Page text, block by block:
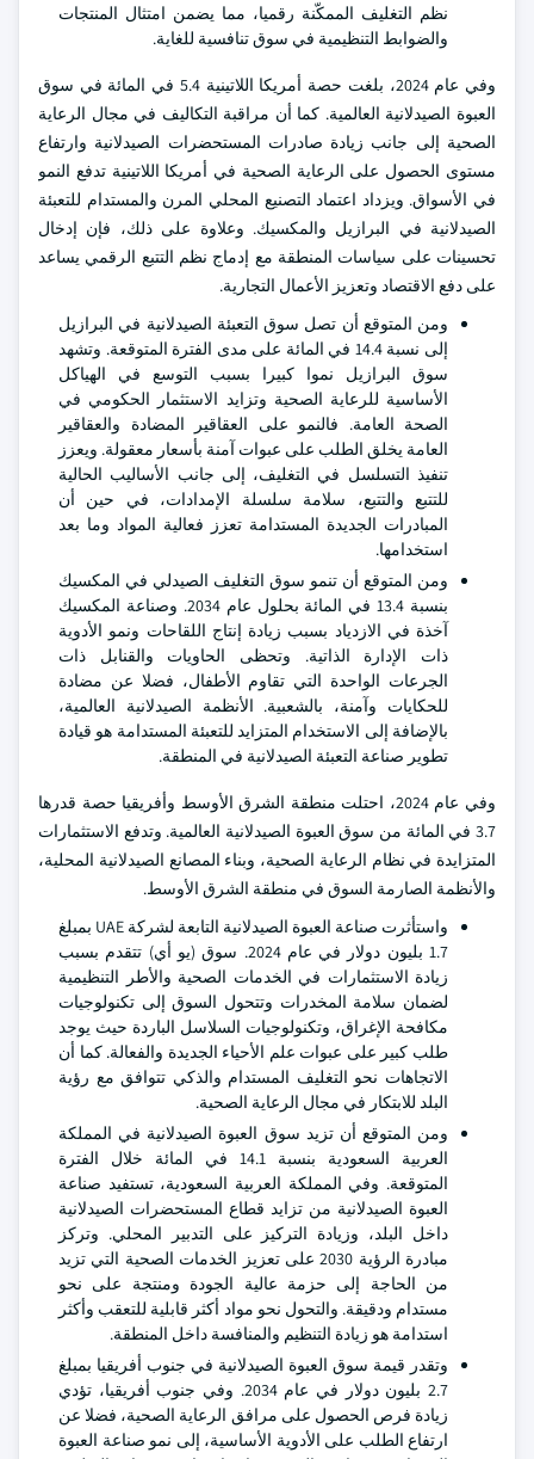
نظم التغليف الممكّنة رقميا، مما يضمن امتثال المنتجات
والضوابط التنظيمية في سوق تنافسية للغاية.
وفي عام 2024، بلغت حصة أمريكا اللاتينية 5.4 في المائة في سوق
العبوة الصيدلانية العالمية. كما أن مراقبة التكاليف في مجال الرعاية
الصحية إلى جانب زيادة صادرات المستحضرات الصيدلانية وارتفاع
مستوى الحصول على الرعاية الصحية في أمريكا اللاتينية تدفع النمو
في الأسواق. ويزداد اعتماد التصنيع المحلي المرن والمستدام للتعبئة
الصيدلانية في البرازيل والمكسيك. وعلاوة على ذلك، فإن إدخال
تحسينات على سياسات المنطقة مع إدماج نظم التتبع الرقمي يساعد
على دفع الاقتصاد وتعزيز الأعمال التجارية.
ومن المتوقع أن تصل سوق التعبئة الصيدلانية في البرازيل
إلى نسبة 14.4 في المائة على مدى الفترة المتوقعة. وتشهد
سوق البرازيل نموا كبيرا بسبب التوسع في الهياكل
الأساسية للرعاية الصحية وتزايد الاستثمار الحكومي في
الصحة العامة. فالنمو على العقاقير المضادة والعقاقير
العامة يخلق الطلب على عبوات آمنة بأسعار معقولة. ويعزز
تنفيذ التسلسل في التغليف، إلى جانب الأساليب الحالية
للتتبع والتتبع، سلامة سلسلة الإمدادات، في حين أن
المبادرات الجديدة المستدامة تعزز فعالية المواد وما بعد
استخدامها.
ومن المتوقع أن تنمو سوق التغليف الصيدلي في المكسيك
بنسبة 13.4 في المائة بحلول عام 2034. وصناعة المكسيك
آخذة في الازدياد بسبب زيادة إنتاج اللقاحات ونمو الأدوية
ذات الإدارة الذاتية. وتحظى الحاويات والقنابل ذات
الجرعات الواحدة التي تقاوم الأطفال، فضلا عن مضادة
للحكايات وآمنة، بالشعبية. الأنظمة الصيدلانية العالمية،
بالإضافة إلى الاستخدام المتزايد للتعبئة المستدامة هو قيادة
تطوير صناعة التعبئة الصيدلانية في المنطقة.
وفي عام 2024، احتلت منطقة الشرق الأوسط وأفريقيا حصة قدرها
3.7 في المائة من سوق العبوة الصيدلانية العالمية. وتدفع الاستثمارات
المتزايدة في نظام الرعاية الصحية، وبناء المصانع الصيدلانية المحلية،
والأنظمة الصارمة السوق في منطقة الشرق الأوسط.
واستأثرت صناعة العبوة الصيدلانية التابعة لشركة UAE بمبلغ
1.7 بليون دولار في عام 2024. سوق (يو أي) تتقدم بسبب
زيادة الاستثمارات في الخدمات الصحية والأطر التنظيمية
لضمان سلامة المخدرات وتتحول السوق إلى تكنولوجيات
مكافحة الإغراق، وتكنولوجيات السلاسل الباردة حيث يوجد
طلب كبير على عبوات علم الأحياء الجديدة والفعالة. كما أن
الاتجاهات نحو التغليف المستدام والذكي تتوافق مع رؤية
البلد للابتكار في مجال الرعاية الصحية.
ومن المتوقع أن تزيد سوق العبوة الصيدلانية في المملكة
العربية السعودية بنسبة 14.1 في المائة خلال الفترة
المتوقعة. وفي المملكة العربية السعودية، تستفيد صناعة
العبوة الصيدلانية من تزايد قطاع المستحضرات الصيدلانية
داخل البلد، وزيادة التركيز على التدبير المحلي. وتركز
مبادرة الرؤية 2030 على تعزيز الخدمات الصحية التي تزيد
من الحاجة إلى حزمة عالية الجودة ومنتجة على نحو
مستدام ودقيقة. والتحول نحو مواد أكثر قابلية للتعقب وأكثر
استدامة هو زيادة التنظيم والمنافسة داخل المنطقة.
وتقدر قيمة سوق العبوة الصيدلانية في جنوب أفريقيا بمبلغ
2.7 بليون دولار في عام 2034. وفي جنوب أفريقيا، تؤدي
زيادة فرص الحصول على مرافق الرعاية الصحية، فضلا عن
ارتفاع الطلب على الأدوية الأساسية، إلى نمو صناعة العبوة